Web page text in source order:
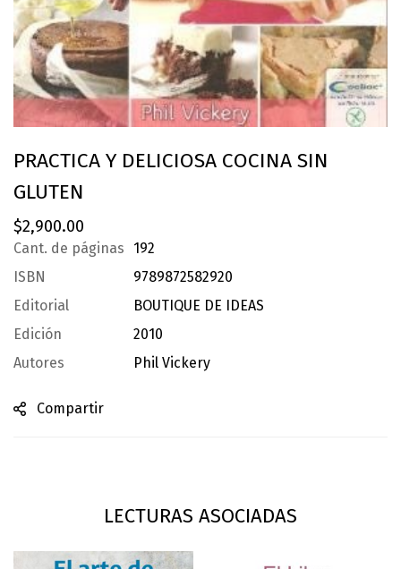
PRACTICA Y DELICIOSA COCINA SIN
GLUTEN
$2,900.00
Cant. de páginas
192
ISBN
9789872582920
Editorial
BOUTIQUE DE IDEAS
Edición
2010
Autores
Phil Vickery
Compartir
LECTURAS ASOCIADAS